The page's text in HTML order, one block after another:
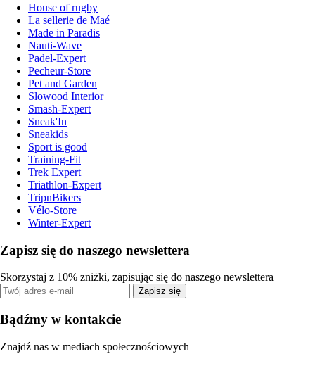
House of rugby
La sellerie de Maé
Made in Paradis
Nauti-Wave
Padel-Expert
Pecheur-Store
Pet and Garden
Slowood Interior
Smash-Expert
Sneak'In
Sneakids
Sport is good
Training-Fit
Trek Expert
Triathlon-Expert
TripnBikers
Vélo-Store
Winter-Expert
Zapisz się do naszego newslettera
Skorzystaj z 10% zniżki, zapisując się do naszego newslettera
Zapisz się
Bądźmy w kontakcie
Znajdź nas w mediach społecznościowych